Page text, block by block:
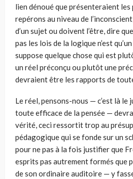
lien dénoué que présenteraient les
repérons au niveau de
d’un sujet ou doivent l’être, dire
pas les lois de la logique n’est
suppose quelque chose qui est
un réel préconçu ou plutôt une
devraient être les rapports de
Le réel, pensons-nous — c’est là le
toute efficace de la pensée —
vérité, ceci ressortit trop au
pédagogique qui se fonde sur un
pour ne pas à la fois justifier que
esprits pas autrement formés que
de son ordinaire auditoire — y